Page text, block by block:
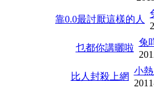
靠0.0最討厭這樣的人
乜都你講曬啦
兔
比人封殺上網
小